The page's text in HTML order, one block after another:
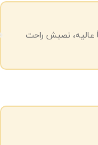
عالیه، نصبش راحت